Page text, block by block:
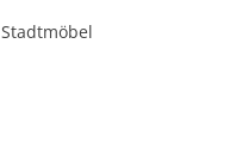
Stadtmöbel